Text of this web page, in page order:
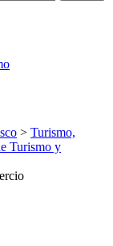
> Turismo,
Turismo y